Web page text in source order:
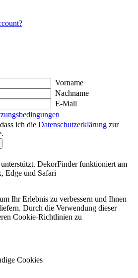
Vorname
Nachname
E-Mail
ich die Datenschutzerklärung zur
DekorFinder funktioniert am
Edge und Safari
Ihr Erlebnis zu verbessern und Ihnen
Durch die Verwendung dieser
Cookie-Richtlinien zu
Cookies